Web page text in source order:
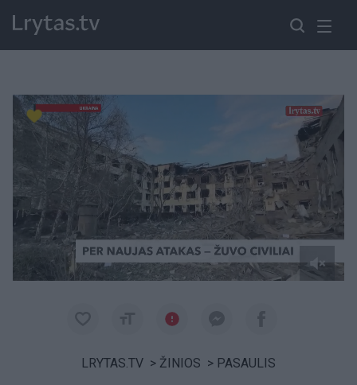
Paremkite Ukrainą
LRYTAS.TV > ŽINIOS > PASAULIS